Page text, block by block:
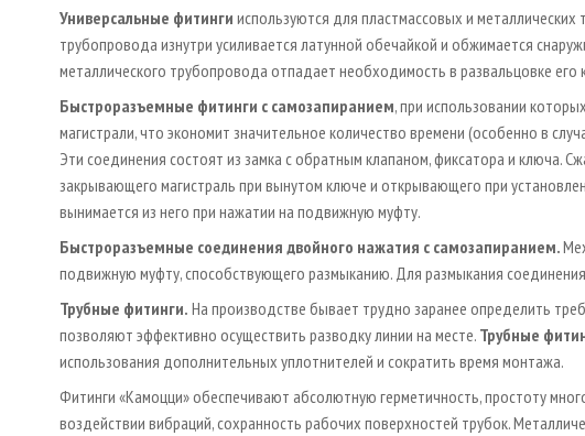
Универсальные фитинги используются для пластмассовых и
трубопровода изнутри усиливается латунной обечайкой и обжимается
металлического трубопровода отпадает необходимость в развальцовке его
Быстроразъемные фитинги с самозапиранием, при использовании
магистрали, что экономит значительное количество времени (особенно в
Эти соединения состоят из замка с обратным клапаном, фиксатора и ключа.
закрывающего магистраль при вынутом ключе и открывающего при
вынимается из него при нажатии на подвижную муфту.
Быстроразъемные соединения двойного нажатия с самозапиранием.
подвижную муфту, способствующего размыканию. Для размыкания
Трубные фитинги. На производстве бывает трудно заранее определить
позволяют эффективно осуществить разводку линии на месте. Трубные
использования дополнительных уплотнителей и сократить время монтажа.
Фитинги «Камоцци» обеспечивают абсолютную герметичность, простоту
воздействии вибраций, сохранность рабочих поверхностей трубок.